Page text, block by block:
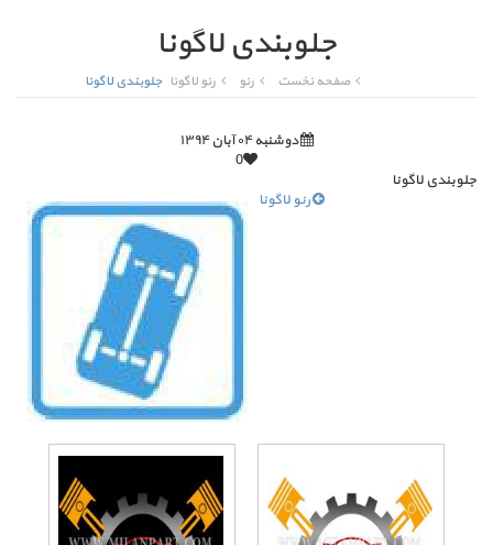
جلوبندی لاگونا
صفحه نخست رنو رنو لاگونا جلوبندی لاگونا
دوشنبه ۰۴ آبان ۱۳۹۴
0
جلوبندی لاگونا
رنو لاگونا